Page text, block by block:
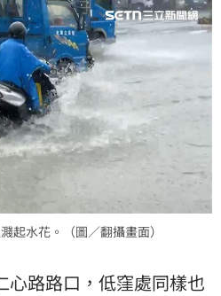
起水花。（圖／翻攝畫面）
心路路口，低窪處同樣也